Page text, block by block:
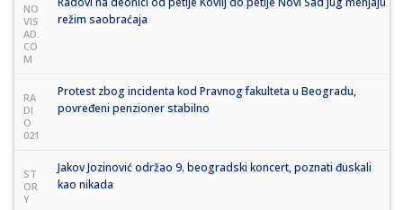
NO
VIS
AD.
CO
M
režim saobraćaja
RA
DI
O
021
Protest zbog incidenta kod Pravnog fakulteta u Beogradu,
povređeni penzioner stabilno
ST
OR
Y
Jakov Jozinović održao 9. beogradski koncert, poznati đuskali
kao nikada